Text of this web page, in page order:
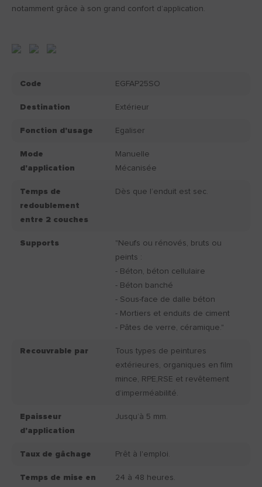
notamment grâce à son grand confort d’application.
Code EGFAP25SO
Destination Extérieur
Fonction d'usage Egaliser
Mode
d'application
Manuelle
Mécanisée
Temps de
redoublement
entre 2 couches
Dès que l’enduit est sec.
Supports
"Neufs ou rénovés, bruts ou
peints :
- Béton, béton cellulaire
- Béton banché
- Sous-face de dalle béton
- Mortiers et enduits de ciment
- Pâtes de verre, céramique."
Recouvrable par
Tous types de peintures
extérieures, organiques en film
mince, RPE,RSE et revêtement
d’imperméabilité.
Epaisseur
d'application
Jusqu’à 5 mm.
Taux de gâchage Prêt à l'emploi.
Temps de mise en
24 à 48 heures.